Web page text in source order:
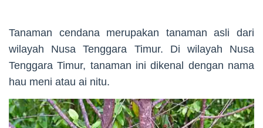
Tanaman cendana merupakan tanaman asli dari
wilayah Nusa Tenggara Timur. Di wilayah Nusa
Tenggara Timur, tanaman ini dikenal dengan nama
hau meni atau ai nitu.